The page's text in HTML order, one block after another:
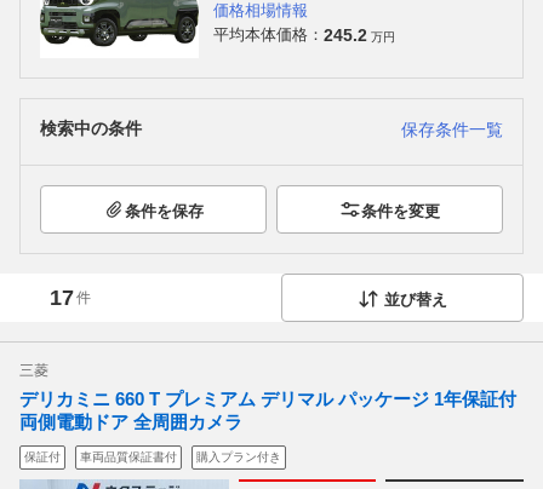
価格相場情報
平均本体価格： 245.2 万円
検索中の条件 保存条件一覧
条件を保存 条件を変更
17件 並び替え
三菱
デリカミニ 660 T プレミアム デリマル パッケージ 1年保証付
両側電動ドア 全周囲カメラ
保証付 車両品質保証書付 購入プラン付き